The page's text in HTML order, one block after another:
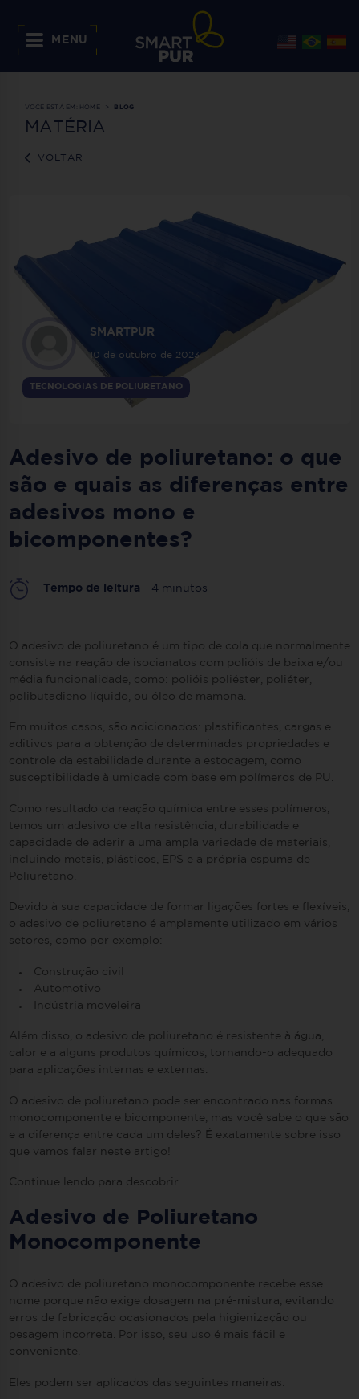
MENU
VOCÊ ESTÁ EM: HOME BLOG
MATÉRIA
VOLTAR
SMARTPUR
10 de outubro de 2023
TECNOLOGIAS DE POLIURETANO
Adesivo de poliuretano: o que
são e quais as diferenças entre
adesivos mono e
bicomponentes?
Tempo de leitura - 4 minutos
O adesivo de poliuretano é um tipo de cola que normalmente
consiste na reação de isocianatos com polióis de baixa e/ou
média funcionalidade, como: polióis poliéster, poliéter,
polibutadieno líquido, ou óleo de mamona.
Em muitos casos, são adicionados: plastificantes, cargas e
aditivos para a obtenção de determinadas propriedades e
controle da estabilidade durante a estocagem, como
susceptibilidade à umidade com base em polímeros de PU.
Como resultado da reação química entre esses polímeros,
temos um adesivo de alta resistência, durabilidade e
capacidade de aderir a uma ampla variedade de materiais,
incluindo metais, plásticos, EPS e a própria espuma de
Poliuretano.
Devido à sua capacidade de formar ligações fortes e flexíveis,
o adesivo de poliuretano é amplamente utilizado em vários
setores, como por exemplo:
Construção civil
Automotivo
Indústria moveleira
Além disso, o adesivo de poliuretano é resistente à água,
calor e a alguns produtos químicos, tornando-o adequado
para aplicações internas e externas.
O adesivo de poliuretano pode ser encontrado nas formas
monocomponente e bicomponente, mas você sabe o que são
e a diferença entre cada um deles? É exatamente sobre isso
que vamos falar neste artigo!
Continue lendo para descobrir.
Adesivo de Poliuretano
Monocomponente
O adesivo de poliuretano monocomponente recebe esse
nome porque não exige dosagem na pré-mistura, evitando
erros de fabricação ocasionados pela higienização ou
pesagem incorreta. Por isso, seu uso é mais fácil e
conveniente.
Eles podem ser aplicados das seguintes maneiras: